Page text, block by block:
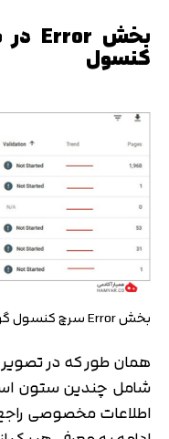
کنسول
بخش Error سرچ کنسول گوگل
همان طور که در
شامل چندین ستون